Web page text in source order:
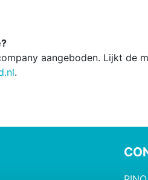
aangeboden. Lijkt de
.